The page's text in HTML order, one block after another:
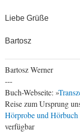
Liebe Grüße
Bartosz
Bartosz Werner
---
Buch-Webseite: »
Reise zum Ursprung
Hörprobe und Hörbuch
verfügbar